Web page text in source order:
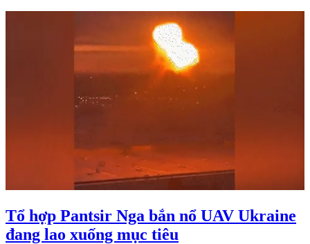
Tổ hợp Pantsir Nga bắn nổ UAV Ukraine
đang lao xuống mục tiêu